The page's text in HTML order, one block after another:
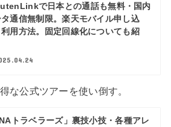
で日本との通話も無料・国内
通信無制限。楽天モバイル申し込
用方法。固定回線化についても紹
な公式ツアーを使い倒す。
トラベラーズ」裏技小技・各種アレ